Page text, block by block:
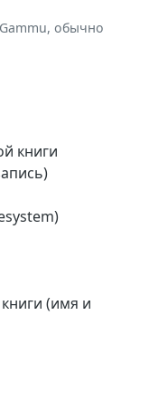
обычно
книги
(имя и